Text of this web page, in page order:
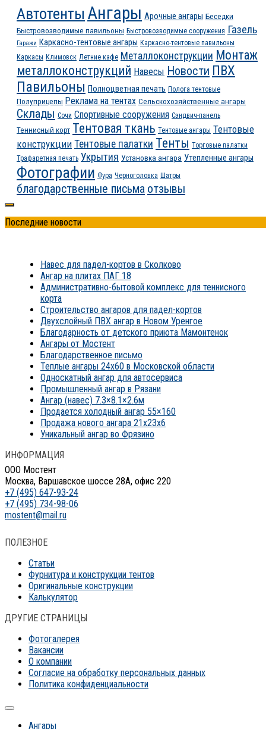
Автотенты Ангары Арочные ангары Беседки
Быстровозводимые павильоны Быстровозводимые сооружения Газель
Гаражи Каркасно-тентовые ангары Каркасно-тентовые павильоны
Каркасы Климовск Летние кафе Металлоконструкции Монтаж
металлоконструкций Навесы Новости ПВХ
Павильоны Полноцветная печать Полога тентовые
Полуприцепы Реклама на тентах Сельскохозяйственные ангары
Склады Сочи Спортивные сооружения Сэндвич-панель
Теннисный корт Тентовая ткань Тентовые ангары Тентовые
конструкции Тентовые палатки Тенты Торговые палатки
Трафаретная печать Укрытия Установка ангара Утепленные ангары
Фотографии Фура Черноголовка Шатры
благодарственные письма отзывы
Последние новости
Навес для падел-кортов в Сколково
Ангар на плитах ПАГ 18
Административно-бытовой комплекс для теннисного
корта
Строительство ангаров для падел-кортов
Двухслойный ПВХ ангар в Новом Уренгое
Благодарность от детского приюта Мамонтенок
Ангары от Мостент
Благодарственное письмо
Теплые ангары 24х60 в Московской области
Односкатный ангар для автосервиса
Промышленный ангар в Рязани
Ангар (навес) 7.3×8.1×2.6м
Продается холодный ангар 55×160
Продажа нового ангара 21x23x6
Уникальный ангар во Фрязино
ИНФОРМАЦИЯ
ООО Мостент
Москва, Варшавское шоссе 28А, офис 220
+7 (495) 647-93-24
+7 (495) 734-98-06
mostent@mail.ru
ПОЛЕЗНОЕ
Статьи
Фурнитура и конструкции тентов
Оригинальные конструкции
Калькулятор
ДРУГИЕ СТРАНИЦЫ
Фотогалерея
Вакансии
О компании
Согласие на обработку персональных данных
Политика конфиденциальности
Ангары